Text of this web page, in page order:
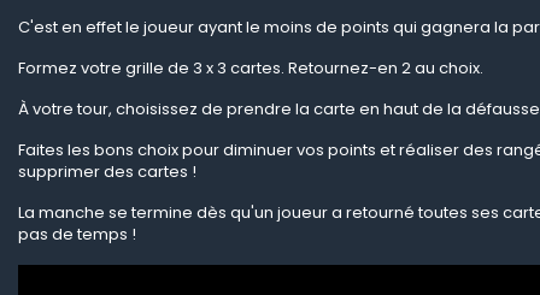
C'est en effet le joueur ayant le moins de points qui gagnera la
Formez votre grille de 3 x 3 cartes. Retournez-en 2 au choix.
À votre tour, choisissez de prendre la carte en haut de la
Faites les bons choix pour diminuer vos points et réaliser des
supprimer des cartes !
La manche se termine dès qu'un joueur a retourné toutes ses
pas de temps !